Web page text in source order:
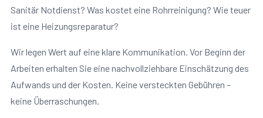
Sanitär Notdienst? Was kostet eine Rohrreinigung? Wie teuer
ist eine Heizungsreparatur?
Wir legen Wert auf eine klare Kommunikation. Vor Beginn der
Arbeiten erhalten Sie eine nachvollziehbare Einschätzung des
Aufwands und der Kosten. Keine versteckten Gebühren –
keine Überraschungen.